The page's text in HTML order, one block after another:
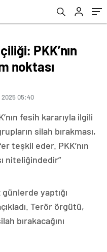
PKK’nın
noktası
2025 05:40
fesih kararıyla ilgili
silah bırakması,
teşkil eder. PKK’nın
niteliğindedir”
yaptığı
Terör örgütü,
bırakacağını